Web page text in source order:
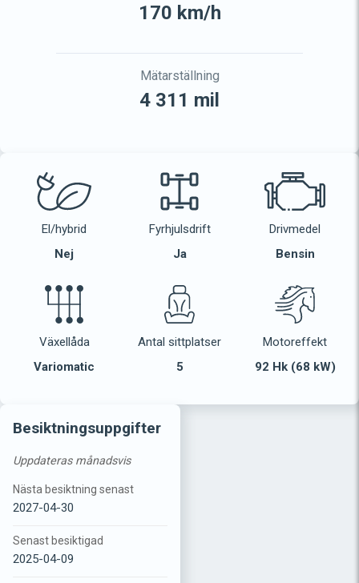
170 km/h
Mätarställning
4 311 mil
El/hybrid
Nej
Fyrhjulsdrift
Ja
Drivmedel
Bensin
Växellåda
Variomatic
Antal sittplatser
5
Motoreffekt
92 Hk (68 kW)
Besiktningsuppgifter
Uppdateras månadsvis
Nästa besiktning senast
2027-04-30
Senast besiktigad
2025-04-09